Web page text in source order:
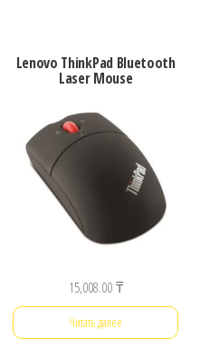
Lenovo ThinkPad Bluetooth
Laser Mouse
15,008.00₸
Читать далее